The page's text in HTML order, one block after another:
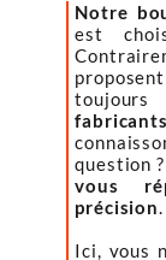
Notre
est
question ?
vous
précision.
Ici, vous